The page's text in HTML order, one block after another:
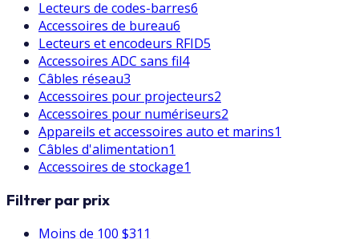
Lecteurs de codes-barres6
Accessoires de bureau6
Lecteurs et encodeurs RFID5
Accessoires ADC sans fil4
Câbles réseau3
Accessoires pour projecteurs2
Accessoires pour numériseurs2
Appareils et accessoires auto et marins1
Câbles d'alimentation1
Accessoires de stockage1
Filtrer par prix
Moins de 100 $311